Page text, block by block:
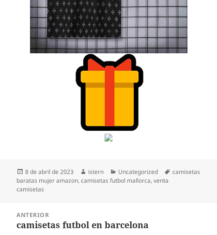
Publicado
el
8 de abril de 2023 Autor
istern Categorías
Uncategorized Etiquetas
camisetas
baratas mujer amazon,camisetas futbol mallorca,venta
camisetas
entradas
ANTERIOR
Entrada
camisetas futbol en barcelona